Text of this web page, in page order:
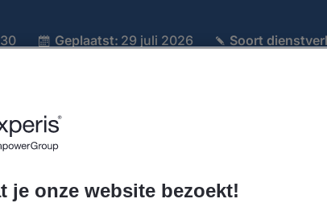
Geplaatst: 29 juli 2026 Soort
je onze website bezoekt!